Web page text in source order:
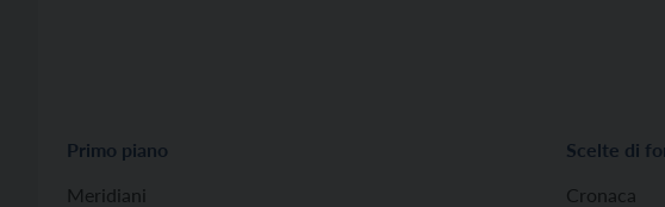
Primo piano
Meridiani
Scelte di
Cronaca